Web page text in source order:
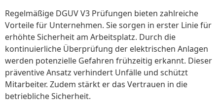
Regelmäßige DGUV V3 Prüfungen bieten zahlreiche
Vorteile für Unternehmen. Sie sorgen in erster Linie für
erhöhte Sicherheit am Arbeitsplatz. Durch die
kontinuierliche Überprüfung der elektrischen Anlagen
werden potenzielle Gefahren frühzeitig erkannt. Dieser
präventive Ansatz verhindert Unfälle und schützt
Mitarbeiter. Zudem stärkt er das Vertrauen in die
betriebliche Sicherheit.